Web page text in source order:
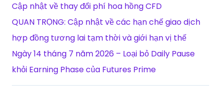
Cập nhật về thay đổi phí hoa hồng CFD
QUAN TRỌNG: Cập nhật về các hạn chế giao dịch
hợp đồng tương lai tạm thời và giới hạn vị thế
Ngày 14 tháng 7 năm 2026 – Loại bỏ Daily Pause
khỏi Earning Phase của Futures Prime